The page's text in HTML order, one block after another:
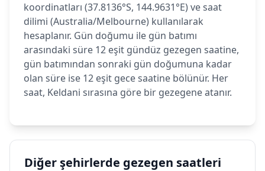
koordinatları (37.8136°S, 144.9631°E) ve saat
dilimi (Australia/Melbourne) kullanılarak
hesaplanır. Gün doğumu ile gün batımı
arasındaki süre 12 eşit gündüz gezegen saatine,
gün batımından sonraki gün doğumuna kadar
olan süre ise 12 eşit gece saatine bölünür. Her
saat, Keldani sırasına göre bir gezegene atanır.
Diğer şehirlerde gezegen saatleri